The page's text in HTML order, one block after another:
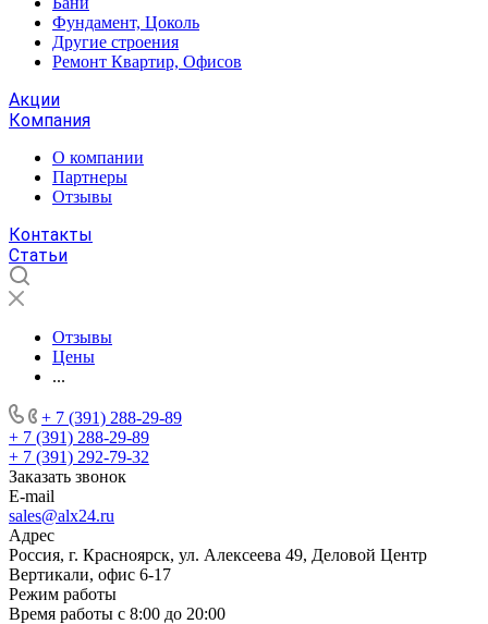
Фундамент, Цоколь
Другие строения
Ремонт Квартир, Офисов
Акции
Компания
О компании
Партнеры
Отзывы
Контакты
Статьи
Отзывы
Цены
...
+ 7 (391) 288-29-89
+ 7 (391) 288-29-89
+ 7 (391) 292-79-32
Заказать звонок
E-mail
sales@alx24.ru
Адрес
Россия, г. Красноярск, ул. Алексеева 49, Деловой Центр
Вертикали, офис 6-17
Режим работы
Время работы с 8:00 до 20:00